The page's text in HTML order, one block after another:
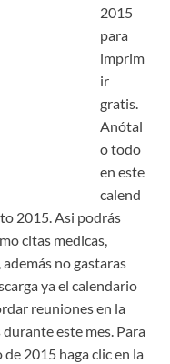
2015
para
imprim
ir
gratis.
Anótal
o todo
en este
calend
2015. Asi podrás
citas medicas,
no gastaras
ya el calendario
reuniones en la
este mes. Para
2015 haga clic en la